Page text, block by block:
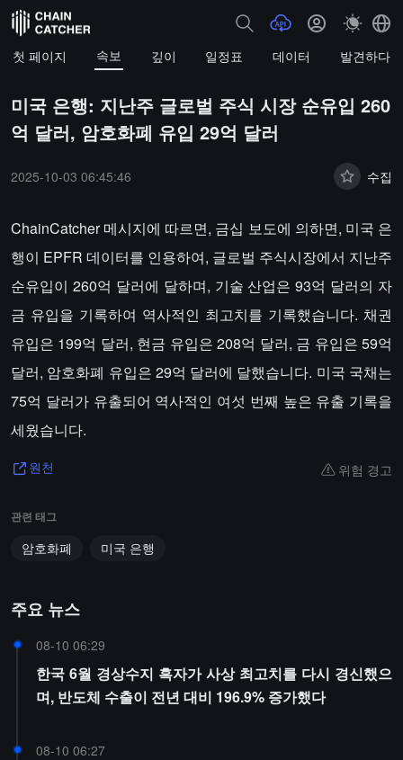
첫 페이지 속보 깊이 일정표 데이터 발견하다
미국 은행: 지난주 글로벌 주식 시장 순유입 260
억 달러, 암호화폐 유입 29억 달러
2025-10-03 06:45:46 수집
ChainCatcher 메시지에 따르면, 금십 보도에 의하면, 미국 은
행이 EPFR 데이터를 인용하여, 글로벌 주식시장에서 지난주
순유입이 260억 달러에 달하며, 기술 산업은 93억 달러의 자
금 유입을 기록하여 역사적인 최고치를 기록했습니다. 채권
유입은 199억 달러, 현금 유입은 208억 달러, 금 유입은 59억
달러, 암호화폐 유입은 29억 달러에 달했습니다. 미국 국채는
75억 달러가 유출되어 역사적인 여섯 번째 높은 유출 기록을
세웠습니다.
원천 위험 경고
관련 태그
암호화폐 미국 은행
주요 뉴스
08-10 06:29
한국 6월 경상수지 흑자가 사상 최고치를 다시 경신했으
며, 반도체 수출이 전년 대비 196.9% 증가했다
08-10 06:27